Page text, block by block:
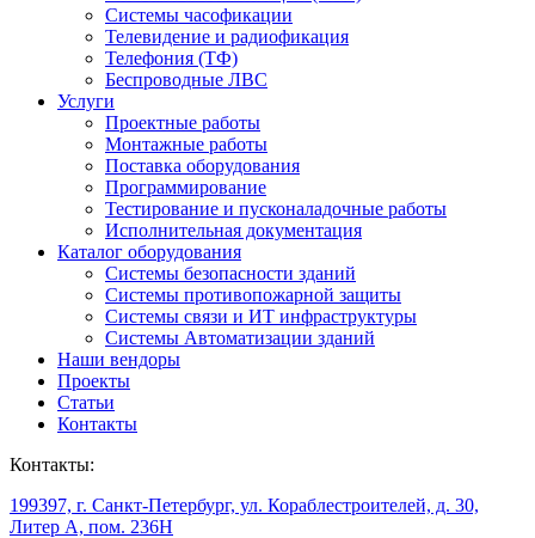
Системы часофикации
Телевидение и радиофикация
Телефония (ТФ)
Беспроводные ЛВС
Услуги
Проектные работы
Монтажные работы
Поставка оборудования
Программирование
Тестирование и пусконаладочные работы
Исполнительная документация
Каталог оборудования
Системы безопасности зданий
Системы противопожарной защиты
Системы связи и ИТ инфраструктуры
Системы Автоматизации зданий
Наши вендоры
Проекты
Статьи
Контакты
Контакты:
199397, г. Санкт-Петербург, ул. Кораблестроителей, д. 30,
Литер А, пом. 236Н